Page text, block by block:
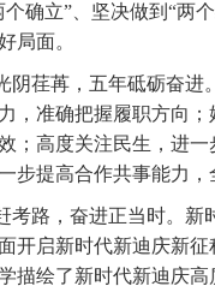
民共和国成立70周年”优秀
江行——共舞长江经济带·生
跨越发展、争创一流
的十九大精神 党的十九
“回头看”整改专栏 习
个确立”、坚决做到“两
局面。
阴荏苒，五年砥砺奋进
，准确把握履职方向
；高度关注民生，进
步提高合作共事能力，
考路，奋进正当时。新
开启新时代新迪庆新
描绘了新时代新迪庆